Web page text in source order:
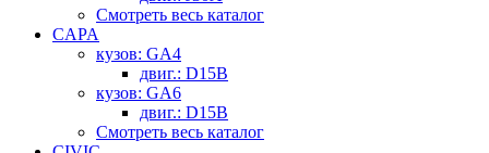
Смотреть весь каталог
CAPA
кузов: GA4
двиг.: D15B
кузов: GA6
двиг.: D15B
Смотреть весь каталог